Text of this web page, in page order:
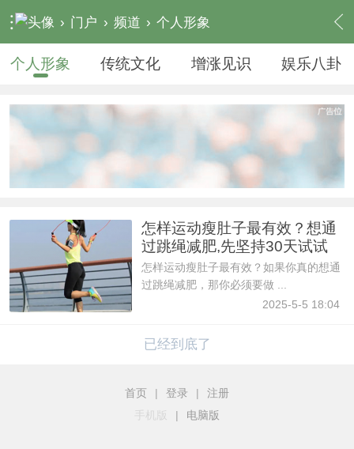
› 门户 › 频道 › 个人形象
个人形象 传统文化 增涨见识‌ 娱乐八卦
怎样运动瘦肚子最有效？想通
过跳绳减肥,先坚持30天试试
怎样运动瘦肚子最有效？如果你真的想通
过跳绳减肥，那你必须要做 ...
2025-5-5 18:04
已经到底了
首页 | 登录 |
注册
手机版
| 电脑版